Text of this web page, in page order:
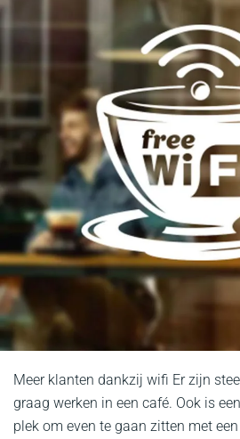
Meer klanten dankzij wifi Er zijn
graag werken in een café. Ook is
plek om even te gaan zitten met